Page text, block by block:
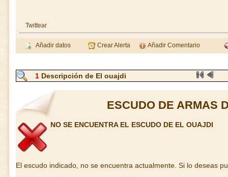
Twittear
Añadir datos Crear Alerta Añadir Comentario
1 Descripción de El ouajdi
ESCUDO DE ARMAS
NO SE ENCUENTRA EL ESCUDO DE EL OUAJDI
El escudo indicado, no se encuentra actualmente. Si lo deseas